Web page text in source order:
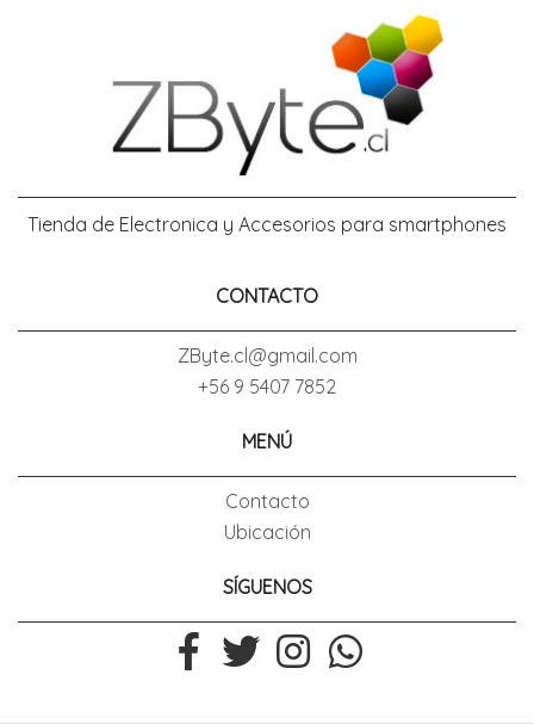
Tienda de Electronica y Accesorios para smartphones
CONTACTO
ZByte.cl@gmail.com
+56 9 5407 7852
MENÚ
Contacto
Ubicación
SÍGUENOS